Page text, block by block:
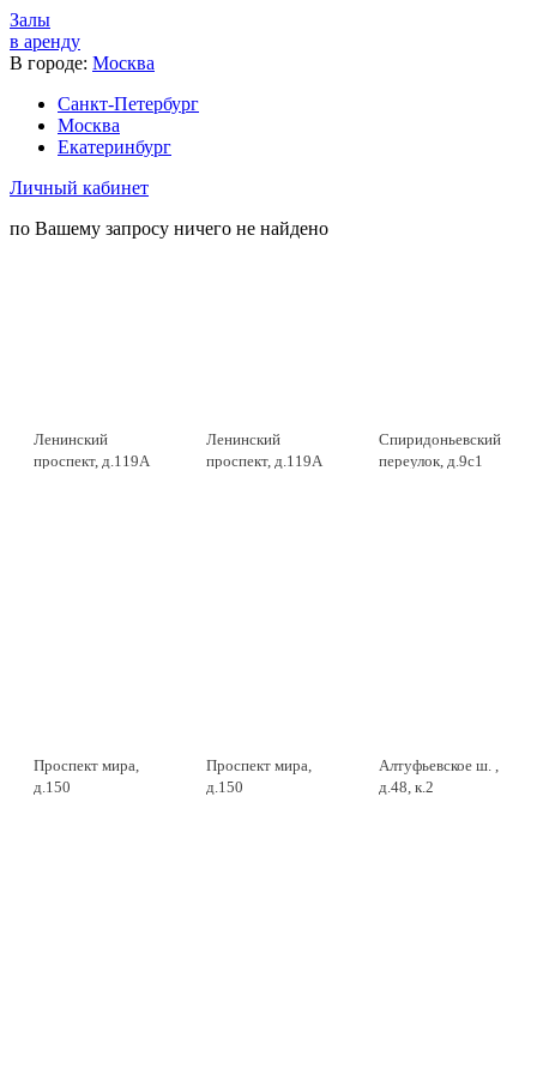
Залы
в аренду
В городе: Москва
Санкт-Петербург
Москва
Екатеринбург
Личный кабинет
по Вашему запросу ничего не найдено
Ленинский
проспект, д.119А
Ленинский
проспект, д.119А
Спиридоньевский
переулок, д.9с1
Проспект мира,
д.150
Проспект мира,
д.150
Алтуфьевское ш. ,
д.48, к.2